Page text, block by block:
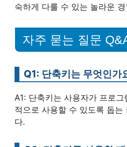
숙하게 다룰 수 있는 놀라운
자주 묻는 질문
Q1: 단축키는 무엇인가
A1: 단축키는 사용자가 프로
적으로 사용할 수 있도록 돕는
다.